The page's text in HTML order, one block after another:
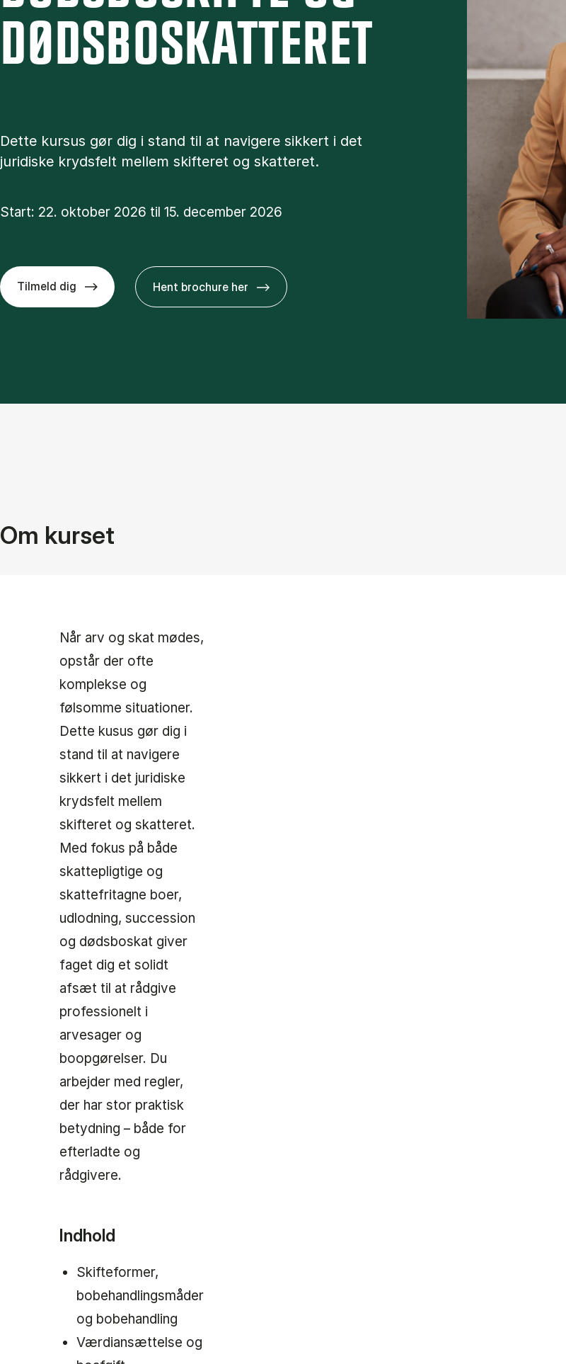
DØDS­BOSKAT­TE­RET
Dette kursus gør dig i stand til at navigere sikkert i det
juridiske krydsfelt mellem skifteret og skatteret.
Start: 22. oktober 2026 til 15. december 2026
Tilmeld dig Hent brochure her
Om kurset
Når arv og skat mødes,
opstår der ofte
komplekse og
følsomme situationer.
Dette kusus gør dig i
stand til at navigere
sikkert i det juridiske
krydsfelt mellem
skifteret og skatteret.
Med fokus på både
skattepligtige og
skattefritagne boer,
udlodning, succession
og dødsboskat giver
faget dig et solidt
afsæt til at rådgive
professionelt i
arvesager og
boopgørelser. Du
arbejder med regler,
der har stor praktisk
betydning – både for
efterladte og
rådgivere.
Indhold
Skifteformer,
bobehandlingsmåder
og bobehandling
Værdiansættelse og